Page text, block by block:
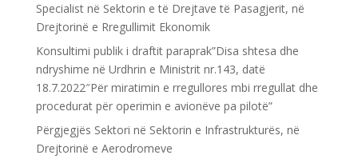
Specialist në Sektorin e të Drejtave të Pasagjerit, në
Drejtorinë e Rregullimit Ekonomik
Konsultimi publik i draftit paraprak”Disa shtesa dhe
ndryshime në Urdhrin e Ministrit nr.143, datë
18.7.2022″Për miratimin e rregullores mbi rregullat dhe
procedurat për operimin e avionëve pa pilotë”
Përgjegjës Sektori në Sektorin e Infrastrukturës, në
Drejtorinë e Aerodromeve